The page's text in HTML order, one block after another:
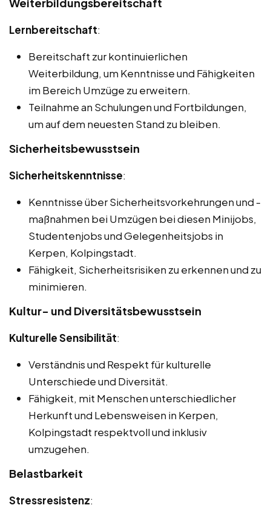
Lernbereitschaft:
Bereitschaft zur kontinuierlichen
Weiterbildung, um Kenntnisse und Fähigkeiten
im Bereich Umzüge zu erweitern.
Teilnahme an Schulungen und Fortbildungen,
um auf dem neuesten Stand zu bleiben.
Sicherheitsbewusstsein
Sicherheitskenntnisse:
Kenntnisse über Sicherheitsvorkehrungen und -
maßnahmen bei Umzügen bei diesen Minijobs,
Studentenjobs und Gelegenheitsjobs in
Kerpen, Kolpingstadt.
Fähigkeit, Sicherheitsrisiken zu erkennen und zu
minimieren.
Kultur- und Diversitätsbewusstsein
Kulturelle Sensibilität:
Verständnis und Respekt für kulturelle
Unterschiede und Diversität.
Fähigkeit, mit Menschen unterschiedlicher
Herkunft und Lebensweisen in Kerpen,
Kolpingstadt respektvoll und inklusiv
umzugehen.
Belastbarkeit
Stressresistenz: